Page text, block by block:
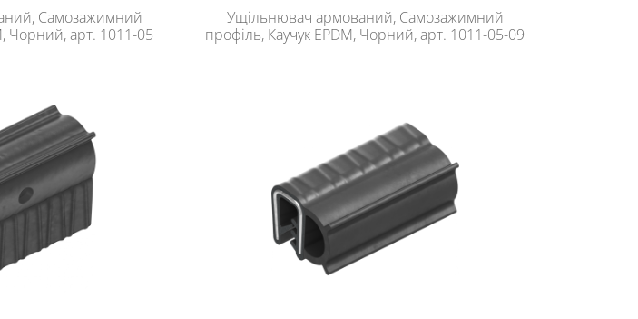
Самозажимний
Чорний, арт. 1011-05
Ущільнювач армований, Самозажимний
профіль, Каучук EPDM, Чорний, арт. 1011-05-09